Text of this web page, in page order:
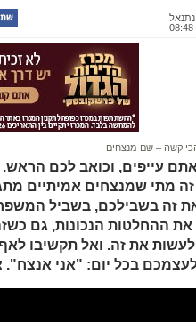
קשה – שם מנצחים
עייפים, וכואב לכם
מתי שמנצחים אמיתיים
זה בשבילכם, בשביל
ההחלטות הנכונות, גם
לעשות את זה. ואל תקשיבו
בכל יום: "אני